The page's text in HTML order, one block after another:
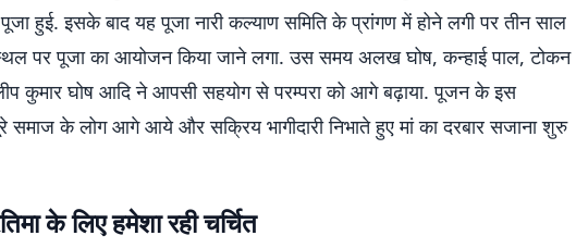
पूजा हुई. इसके बाद यह पूजा नारी कल्याण समिति के प्रांगण में होने लगी पर तीन साल
स्थल पर पूजा का आयोजन किया जाने लगा. उस समय अलख घोष, कन्हाई पाल, टोकन
कुमार घोष आदि ने आपसी सहयोग से परम्परा को आगे बढ़ाया. पूजन के इस
के लोग आगे आये और सक्रिय भागीदारी निभाते हुए मां का दरबार सजाना शुरु
के लिए हमेशा रही चर्चित